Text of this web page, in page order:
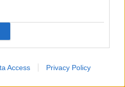
Access Privacy Policy
ο Μπάιντεν θα σταθεί
του, αφού ο
αγνοήσει
στη Γάζα.